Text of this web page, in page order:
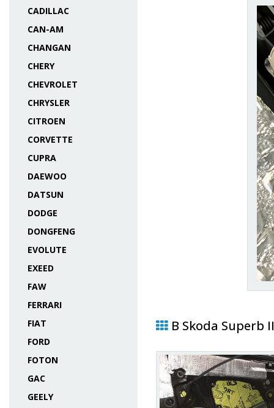
CADILLAC
CAN-AM
CHANGAN
CHERY
CHEVROLET
CHRYSLER
CITROEN
CORVETTE
CUPRA
DAEWOO
DATSUN
DODGE
DONGFENG
EVOLUTE
EXEED
FAW
FERRARI
FIAT
FORD
FOTON
GAC
GEELY
В Skoda Superb